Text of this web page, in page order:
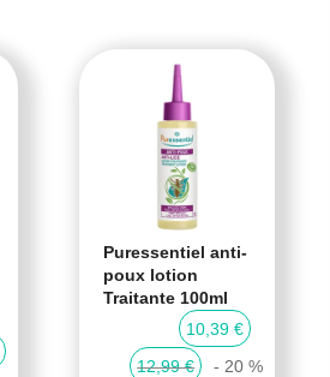
Puressentiel anti-
poux lotion
Traitante 100ml
10,39 €
12,99 €
- 20 %